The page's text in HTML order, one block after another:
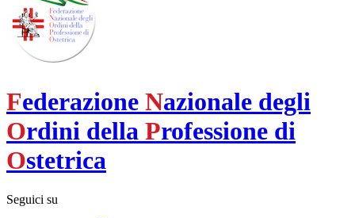
Federazione Nazionale degli
Ordini della Professione di
Ostetrica
Seguici su